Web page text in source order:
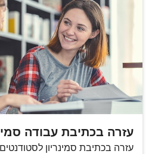
עזרה בכתיבת עבודה
עזרה בכתיבת סמינריון